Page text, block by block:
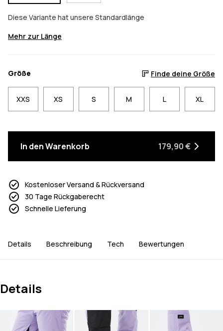
Diese Variante hat unsere Standardlänge
Mehr zur Länge
Größe Finde deine Größe
XXS XS S M L XL
In den Warenkorb 179,90 €
Kostenloser Versand & Rückversand
30 Tage Rückgaberecht
Schnelle Lieferung
Details Beschreibung Tech Bewertungen
Details